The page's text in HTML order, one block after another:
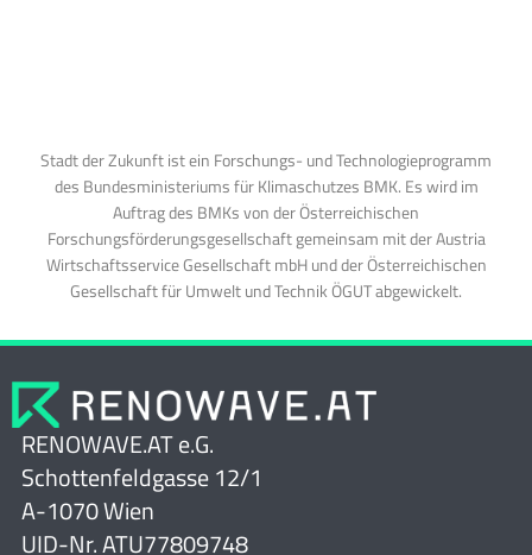
Stadt der Zukunft ist ein Forschungs- und Technologieprogramm
des Bundesministeriums für Klimaschutzes BMK. Es wird im
Auftrag des BMKs von der Österreichischen
Forschungsförderungsgesellschaft gemeinsam mit der Austria
Wirtschaftsservice Gesellschaft mbH und der Österreichischen
Gesellschaft für Umwelt und Technik ÖGUT abgewickelt.
RENOWAVE.AT e.G.
Schottenfeldgasse 12/1
A-1070 Wien
UID-Nr. ATU77809748